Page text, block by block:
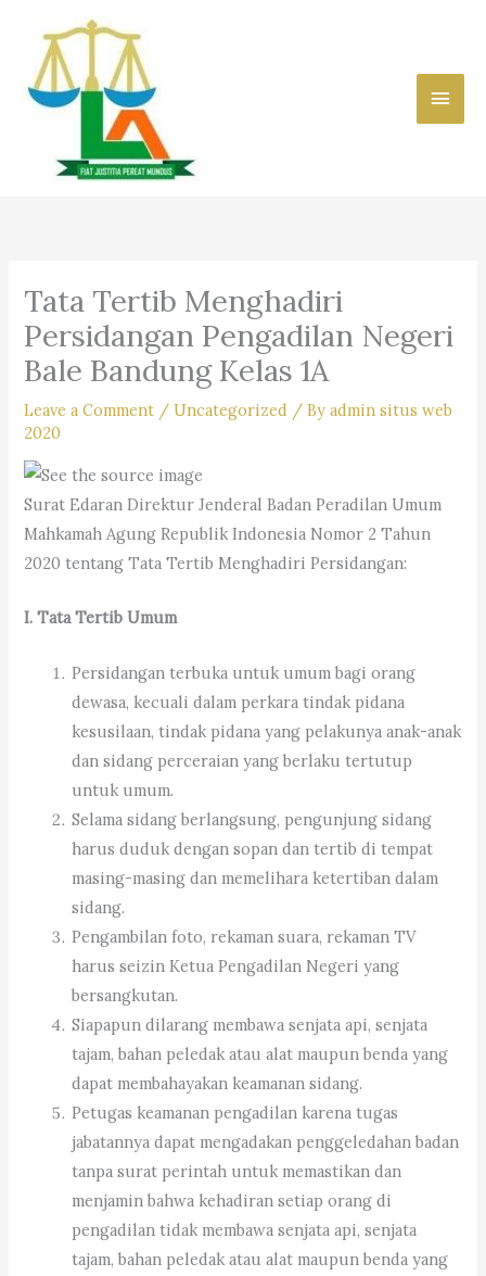
content
Main
Tata Tertib Menghadiri
Persidangan Pengadilan Negeri
Bale Bandung Kelas 1A
Leave a Comment /Uncategorized / Byadmin situs web
2020
Surat Edaran Direktur Jenderal Badan Peradilan Umum
Mahkamah Agung Republik Indonesia Nomor 2 Tahun
2020 tentang Tata Tertib Menghadiri Persidangan:
I. Tata Tertib Umum
Persidangan terbuka untuk umum bagi orang
dewasa, kecuali dalam perkara tindak pidana
kesusilaan, tindak pidana yang pelakunya anak-anak
dan sidang perceraian yang berlaku tertutup
untuk umum.
Selama sidang berlangsung, pengunjung sidang
harus duduk dengan sopan dan tertib di tempat
masing-masing dan memelihara ketertiban dalam
sidang.
Pengambilan foto, rekaman suara, rekaman TV
harus seizin Ketua Pengadilan Negeri yang
bersangkutan.
Siapapun dilarang membawa senjata api, senjata
tajam, bahan peledak atau alat maupun benda yang
dapat membahayakan keamanan sidang.
Petugas keamanan pengadilan karena tugas
jabatannya dapat mengadakan penggeledahan badan
tanpa surat perintah untuk memastikan dan
menjamin bahwa kehadiran setiap orang di
pengadilan tidak membawa senjata api, senjata
tajam, bahan peledak atau alat maupun benda yang